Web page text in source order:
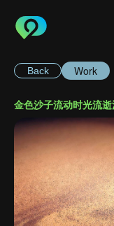
Back Work
金色沙子流动时光流